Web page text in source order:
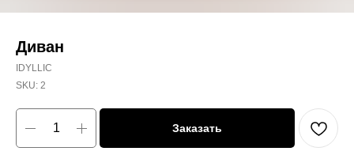
Диван
IDYLLIC
SKU: 2
Заказать